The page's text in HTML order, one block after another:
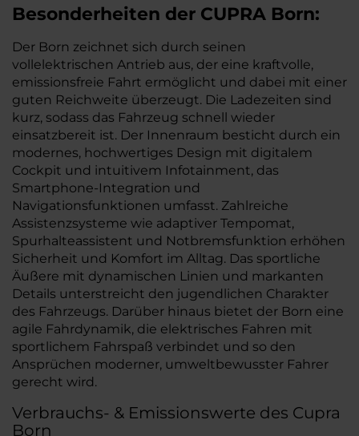
Besonderheiten der CUPRA Born:
Der Born zeichnet sich durch seinen
vollelektrischen Antrieb aus, der eine kraftvolle,
emissionsfreie Fahrt ermöglicht und dabei mit einer
guten Reichweite überzeugt. Die Ladezeiten sind
kurz, sodass das Fahrzeug schnell wieder
einsatzbereit ist. Der Innenraum besticht durch ein
modernes, hochwertiges Design mit digitalem
Cockpit und intuitivem Infotainment, das
Smartphone-Integration und
Navigationsfunktionen umfasst. Zahlreiche
Assistenzsysteme wie adaptiver Tempomat,
Spurhalteassistent und Notbremsfunktion erhöhen
Sicherheit und Komfort im Alltag. Das sportliche
Äußere mit dynamischen Linien und markanten
Details unterstreicht den jugendlichen Charakter
des Fahrzeugs. Darüber hinaus bietet der Born eine
agile Fahrdynamik, die elektrisches Fahren mit
sportlichem Fahrspaß verbindet und so den
Ansprüchen moderner, umweltbewusster Fahrer
gerecht wird.
Verbrauchs- & Emissionswerte des Cupra
Born